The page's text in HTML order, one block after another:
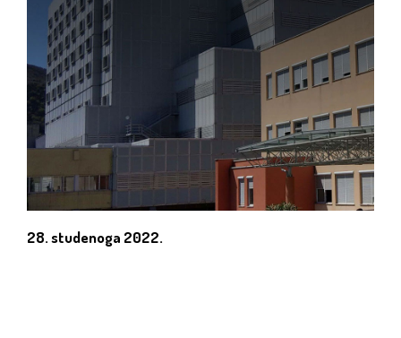
28. studenoga 2022.